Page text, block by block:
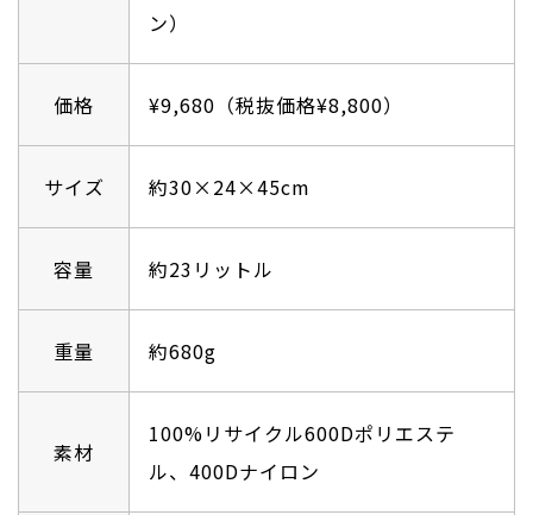
ン）
価格 ¥9,680（税抜価格¥8,800）
サイズ 約30×24×45cm
容量 約23リットル
重量 約680g
素材
100%リサイクル600Dポリエステ
ル、400Dナイロン